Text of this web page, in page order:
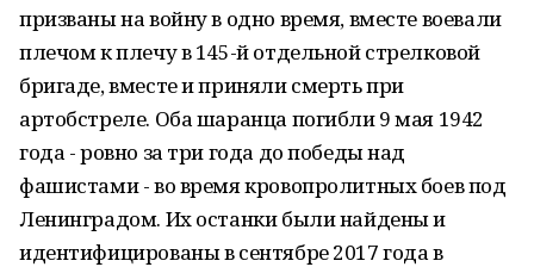
призваны на войну в одно время, вместе воевали
плечом к плечу в 145-й отдельной стрелковой
бригаде, вместе и приняли смерть при
артобстреле. Оба шаранца погибли 9 мая 1942
года - ровно за три года до победы над
фашистами - во время кровопролитных боев под
Ленинградом. Их останки были найдены и
идентифицированы в сентябре 2017 года в